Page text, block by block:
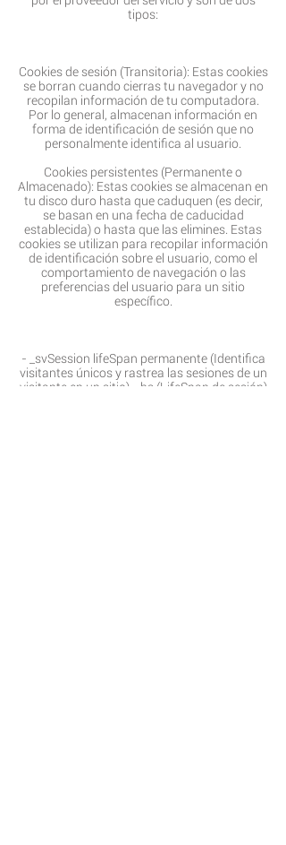
tipos:
Cookies de sesión (Transitoria): Estas cookies
se borran cuando cierras tu navegador y no
recopilan información de tu computadora.
Por lo general, almacenan información en
forma de identificación de sesión que no
personalmente identifica al usuario.
Cookies persistentes (Permanente o
Almacenado): Estas cookies se almacenan en
tu disco duro hasta que caduquen (es decir,
se basan en una fecha de caducidad
establecida) o hasta que las elimines. Estas
cookies se utilizan para recopilar información
de identificación sobre el usuario, como el
comportamiento de navegación o las
preferencias del usuario para un sitio
específico.
- _svSession lifeSpan permanente (Identifica
visitantes únicos y rastrea las sesiones de un
visitante en un sitio). _hs (LifeSpan de sesión)